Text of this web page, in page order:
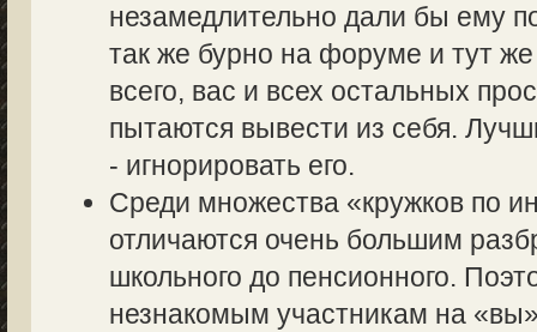
незамедлительно дали бы ему
так же бурно на форуме и тут
всего, вас и всех остальных
пытаются вывести из себя.
- игнорировать его.
Среди множества «кружков по
отличаются очень большим
школьного до пенсионного.
незнакомым участникам на